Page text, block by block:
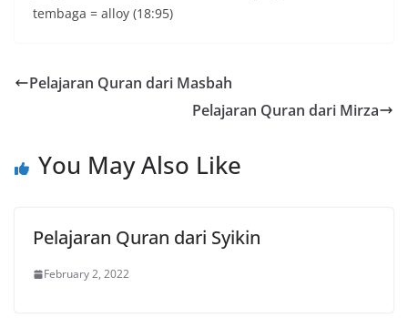
tembaga = alloy (18:95)
Pelajaran Quran dari Masbah
Pelajaran Quran dari Mirza
You May Also Like
Pelajaran Quran dari Syikin
February 2, 2022